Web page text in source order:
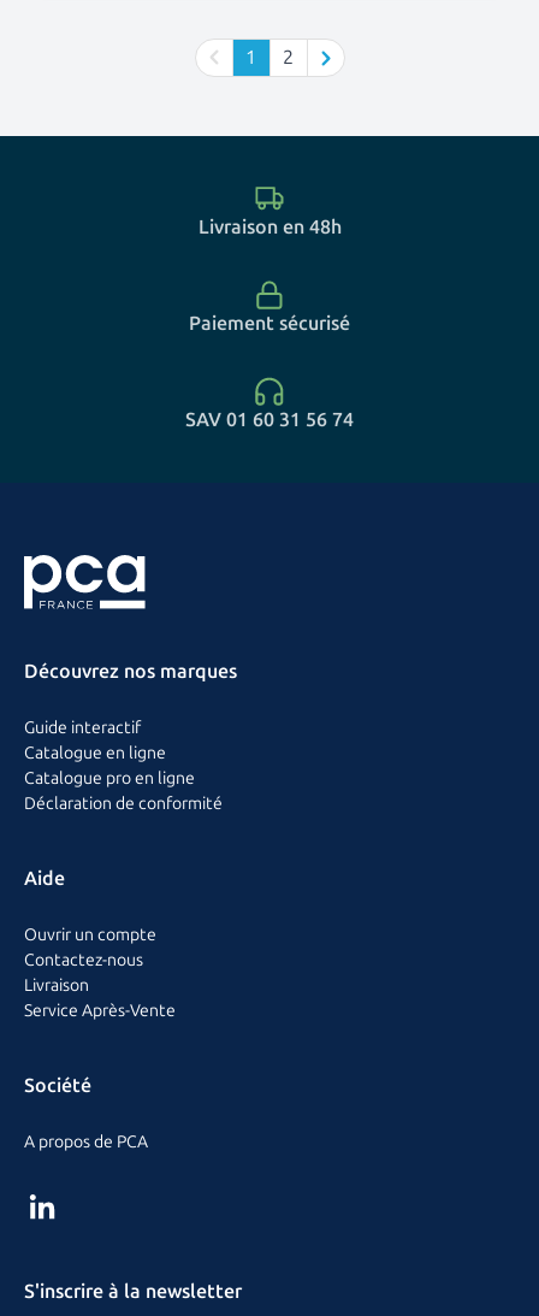
Vous lisez actuellement la page
1
Page
2
Livraison en 48h
Paiement sécurisé
SAV 01 60 31 56 74
Découvrez nos marques
Guide interactif
Catalogue en ligne
Catalogue pro en ligne
Déclaration de conformité
Aide
Ouvrir un compte
Contactez-nous
Livraison
Service Après-Vente
Société
A propos de PCA
S'inscrire à la newsletter